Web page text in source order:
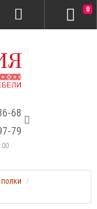
68
79
0